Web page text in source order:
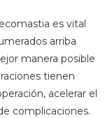
es vital
arriba
manera posible
tienen
acelerar el
complicaciones.